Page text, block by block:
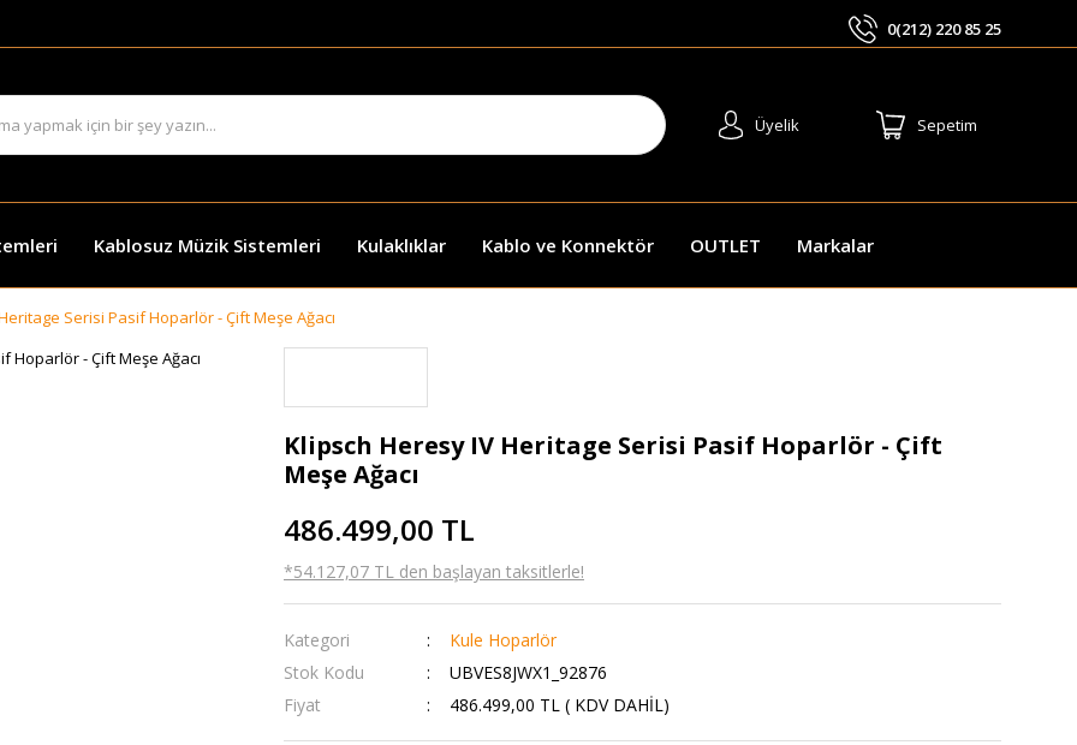
0(212) 220 85 25
Üyelik Sepetim
Kablosuz Müzik Sistemleri Kulaklıklar Kablo ve Konnektör OUTLET Markalar
Serisi Pasif Hoparlör - Çift Meşe Ağacı
Klipsch Heresy IV Heritage Serisi Pasif Hoparlör - Çift
Meşe Ağacı
486.499,00 TL
*54.127,07 TL den başlayan taksitlerle!
Kategori
Kule Hoparlör
Stok Kodu
UBVES8JWX1_92876
Fiyat
486.499,00 TL ( KDV DAHİL)